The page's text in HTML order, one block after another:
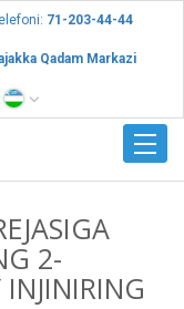
71-203-44-44
Qadam Markazi
2-